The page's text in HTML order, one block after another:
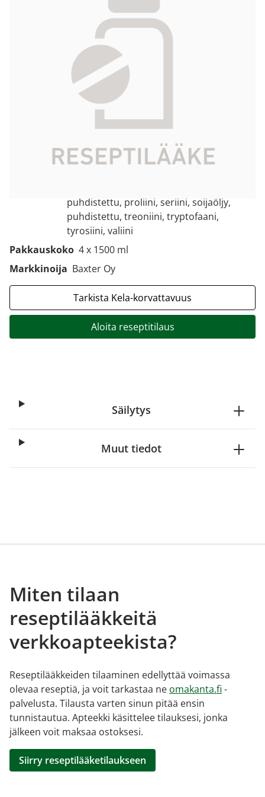
083387
alaniini, arginiini, asparagiinihappo,
fenyylialaniini, glukoosimonohydraatti,
glutamiinihappo, glysiini, histidiini,
isoleusiini, kaliumkloridi,
kalsiumklorididihydraatti, leusiini,
lysiiniasetaatti,
magnesiumkloridiheksahydraatti,
puhdistettu, proliini, seriini, soijaöljy,
puhdistettu, treoniini, tryptofaani,
tyrosiini, valiini
Pakkauskoko 4 x 1500 ml
Markkinoija Baxter Oy
Tarkista Kela-korvattavuus
Aloita reseptitilaus
Säilytys
Muut tiedot
Miten tilaan
reseptilääkkeitä
verkkoapteekista?
Reseptilääkkeiden tilaaminen edellyttää voimassa
olevaa reseptiä, ja voit tarkastaa ne omakanta.fi -
palvelusta. Tilausta varten sinun pitää ensin
tunnistautua. Apteekki käsittelee tilauksesi, jonka
jälkeen voit maksaa ostoksesi.
Siirry reseptilääketilaukseen